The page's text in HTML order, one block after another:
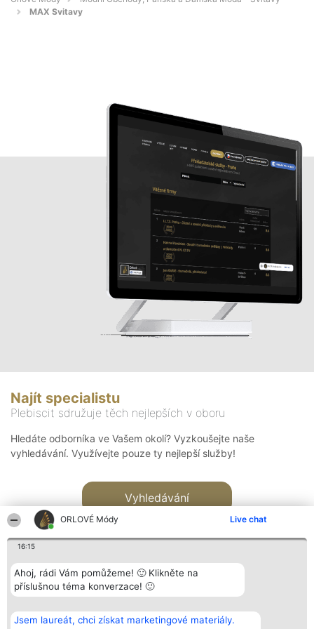
ORLOVÉ Módy Live chat
16:15
Ahoj, rádi Vám pomůžeme! 🙂 Klikněte na
příslušnou téma konverzace! 🙂
Jsem laureát, chci získat marketingové materiály.
MAX Svitavy
Najít specialistu
Plebiscit sdružuje těch nejlepších v oboru
Hledáte odborníka ve Vašem okolí? Vyzkoušejte naše
vyhledávání. Využívejte pouze ty nejlepší služby!
Vyhledávání
Bright Side Solutions sp. z o.
o. sp. k.
Vítězové
Seznam všech
Kontakt